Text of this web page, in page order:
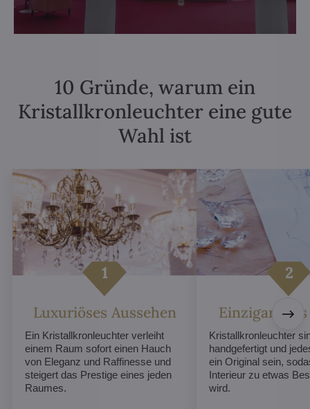
10 Gründe, warum ein
Kristallkronleuchter eine gute
Wahl ist
Luxuriöses Aussehen
Ein Kristallkronleuchter verleiht
einem Raum sofort einen Hauch
von Eleganz und Raffinesse und
steigert das Prestige eines jeden
Raumes.
Kristallkronleuchter
handgefertigt und
ein Original sein,
Interieur zu etwas
wird.